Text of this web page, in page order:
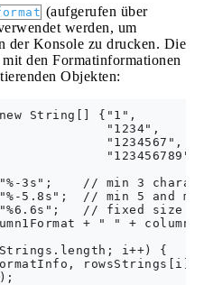
(aufgerufen über
werden, um
der Konsole zu drucken. Die
mit den Formatinformationen
Objekten:
String[] {"1",
"1234",
"1234567",
"%-3s";    // min 3
"%-5.8s";  // min 5 and
"%6.6s";   // fixed size
+ " " +
i++) {